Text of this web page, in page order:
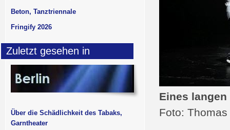
Eines langen
Foto: Thomas
Beton, Tanztriennale
Fringify 2026
Zuletzt gesehen in
Über die Schädlichkeit des Tabaks,
Garntheater